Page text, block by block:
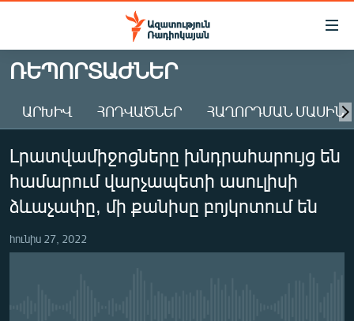
Մատչելիության
Անցնել
հիմնական
Անցնել
հիմնական
մենյուին
Որոնում
ԱԶԱՏՈՒԹՅՈՒՆ TV
ՀԱՅԱՍՏԱՆ
ԸՆՏՐՈՒԹՅՈՒՆՆԵՐ 2026
ԻՐԱՎՈՒՆՔ
ՏՆՏԵՍՈՒԹՅՈՒՆ
ՌԵՊՈՐՏԱԺՆԵՐ
ԱՐԽԻՎ ՀՈԴՎԱԾՆԵՐ ՀԱՂՈՐԴՄԱՆ ՄԱՍԻՆ
Լրատվամիջոցները խնդրահարույց են
համարում վարչապետի ասուլիսի
ձևաչափը, մի քանիսը բոյկոտում են
հունիս 27, 2022